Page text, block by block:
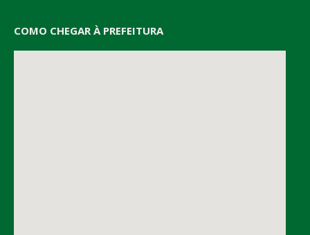
COMO CHEGAR À PREFEITURA